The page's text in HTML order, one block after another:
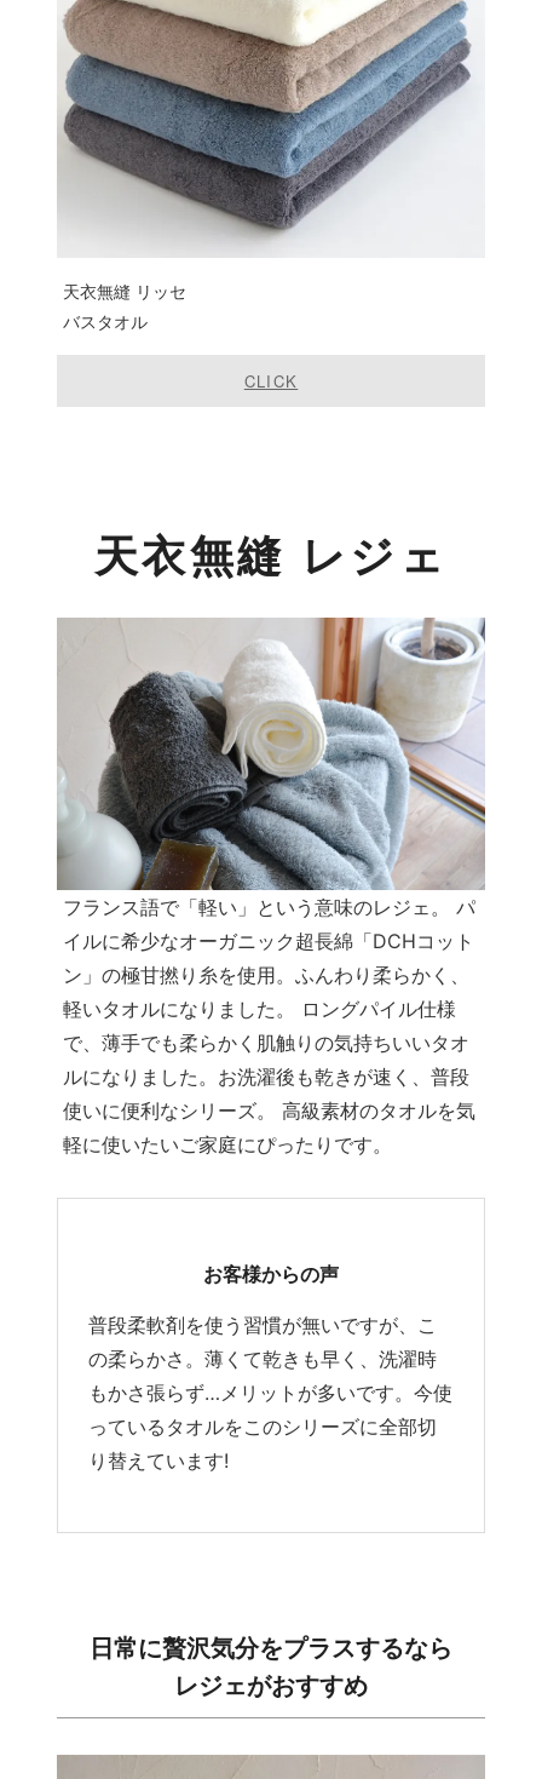
天衣無縫 リッセ
バスタオル
CLICK
天衣無縫 レジェ
フランス語で「軽い」という意味のレジェ。 パ
イルに希少なオーガニック超長綿「DCHコット
ン」の極甘撚り糸を使用。ふんわり柔らかく、
軽いタオルになりました。 ロングパイル仕様
で、薄手でも柔らかく肌触りの気持ちいいタオ
ルになりました。お洗濯後も乾きが速く、普段
使いに便利なシリーズ。 高級素材のタオルを気
軽に使いたいご家庭にぴったりです。
お客様からの声
普段柔軟剤を使う習慣が無いですが、こ
の柔らかさ。薄くて乾きも早く、洗濯時
もかさ張らず…メリットが多いです。今使
っているタオルをこのシリーズに全部切
り替えています!
日常に贅沢気分をプラスするなら
レジェがおすすめ